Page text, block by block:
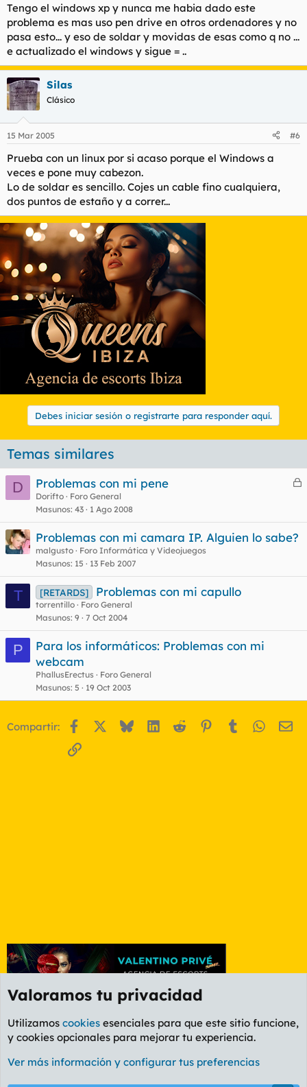
Ustedes me ayuden, Gracias
Para descartar que sea el Windows prueba a ver si se te
reinicia desde otro sistema operativo, p.e. Knoppix.
Si te hace lo mismo es que tienes un problema de masa.
Tendrias que soldar un cable que vaya del conector usb a la
caja para que descargue por ahi.
Tengo el windows xp y nunca me habia dado este
problema es mas uso pen drive en otros ordenadores y no
pasa esto... y eso de soldar y movidas de esas como q no ...
e actualizado el windows y sigue = ..
Silas
Clásico
15 Mar 2005 #6
Prueba con un linux por si acaso porque el Windows a
veces e pone muy cabezon.
Lo de soldar es sencillo. Cojes un cable fino cualquiera,
dos puntos de estaño y a correr...
Debes iniciar sesión o registrarte para responder aquí.
Temas similares
D
C
r
Problemas con mi pene
Dorifto
Foro General
Masunos 43 1 Ago 2008
Problemas con mi camara IP. Alguien lo sabe?
malgusto
Foro Informática y Videojuegos
Masunos 15 13 Feb 2007
T [RETARDS] Problemas con mi capullo
torrentillo
Foro General
Masunos 9 7 Oct 2004
P
Para los informáticos: Problemas con mi
webcam
PhallusErectus
Foro General
Masunos 5 19 Oct 2003
Compartir: Facebook BlueskyLinkedIn
Reddit Pinterest
Tumblr
Enlace
Foro Informática y Videojuegos
Cookies
PL OLDSTYLE AMARILLO
Valoramos tu privacidad
Utilizamos cookies esenciales para que este sitio funcione,
y cookies opcionales para mejorar tu experiencia.
Ver más información y configurar tus preferencias